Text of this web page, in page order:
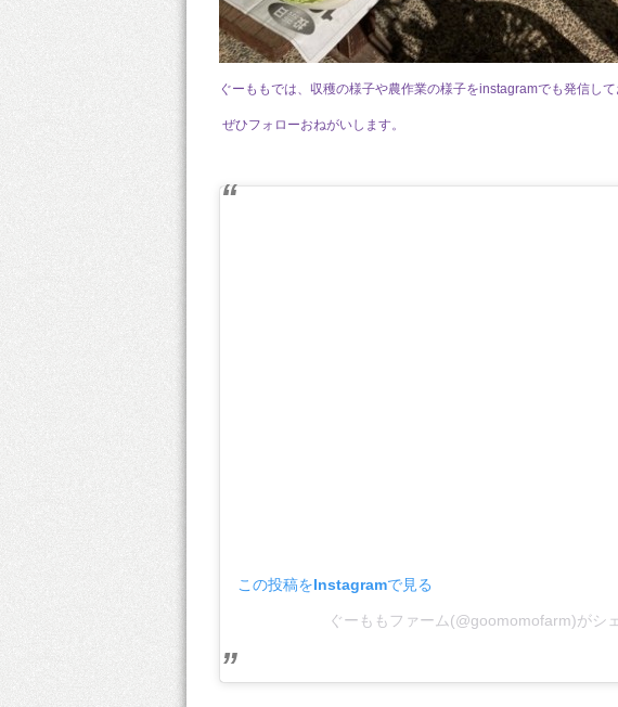
ぐーももでは、収穫の様子や農作業の様子をinstagramでも発信して
ぜひフォローおねがいします。
この投稿をInstagramで見る
ぐーももファーム(@goomomofarm)がシ